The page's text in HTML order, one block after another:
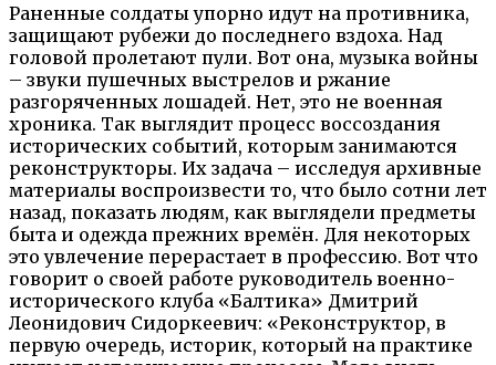
Раненные солдаты упорно идут на противника,
защищают рубежи до последнего вздоха. Над
головой пролетают пули. Вот она, музыка войны
– звуки пушечных выстрелов и ржание
разгоряченных лошадей. Нет, это не военная
хроника. Так выглядит процесс воссоздания
исторических событий, которым занимаются
реконструкторы. Их задача – исследуя архивные
материалы воспроизвести то, что было сотни лет
назад, показать людям, как выглядели предметы
быта и одежда прежних времён. Для некоторых
это увлечение перерастает в профессию. Вот что
говорит о своей работе руководитель военно-
исторического клуба «Балтика» Дмитрий
Леонидович Сидоркеевич: «Реконструктор, в
первую очередь, историк, который на практике